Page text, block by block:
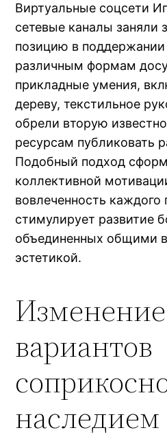
Виртуальные соцсети
сетевые каналы заняли
позицию в
различным формам
прикладные умения,
дереву, текстильное
обрели вторую
ресурсам публиковать
Подобный подход
коллективной
вовлеченность каждого
стимулирует развитие
объединенных общими
эстетикой.
Изменение
вариантов
наследием